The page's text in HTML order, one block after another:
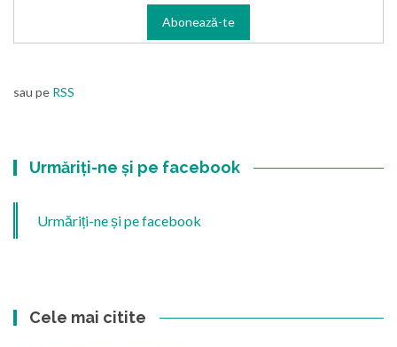
sau pe RSS
Urmăriți-ne și pe facebook
Urmăriți-ne și pe facebook
Cele mai citite